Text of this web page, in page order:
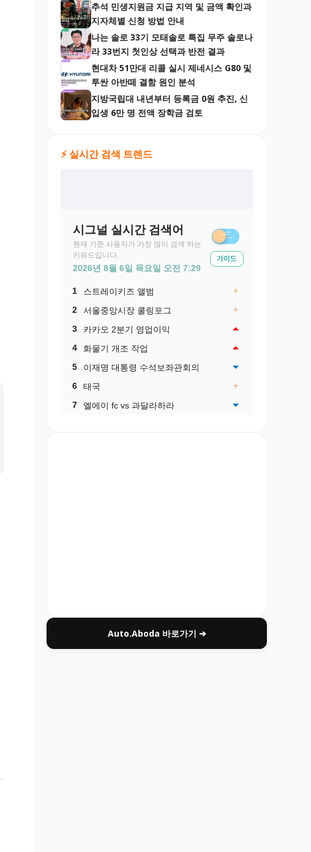
추석 민생지원금 지급 지역 및 금액 확인과
지자체별 신청 방법 안내
나는 솔로 33기 모태솔로 특집 무주 솔로나
라 33번지 첫인상 선택과 반전 결과
현대차 51만대 리콜 실시 제네시스 G80 및
투싼 아반떼 결함 원인 분석
지방국립대 내년부터 등록금 0원 추진, 신
입생 6만 명 전액 장학금 검토
⚡ 실시간 검색 트렌드
Auto.Aboda 바로가기 ➔